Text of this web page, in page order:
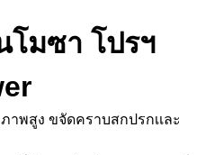
โมซา โปรฯ
าพสูง ขจัดคราบสกปรกเเละ